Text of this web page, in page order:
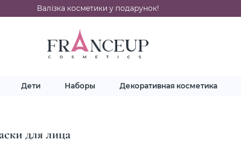
Валізка косметики у подарунок!
Дети Наборы Декоративная косметика
для лица